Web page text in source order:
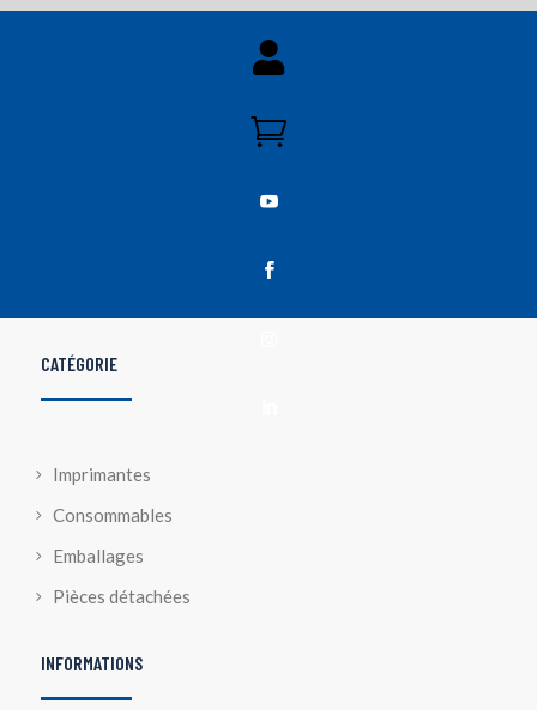




CATÉGORIE
Imprimantes
Consommables
Emballages
Pièces détachées
INFORMATIONS